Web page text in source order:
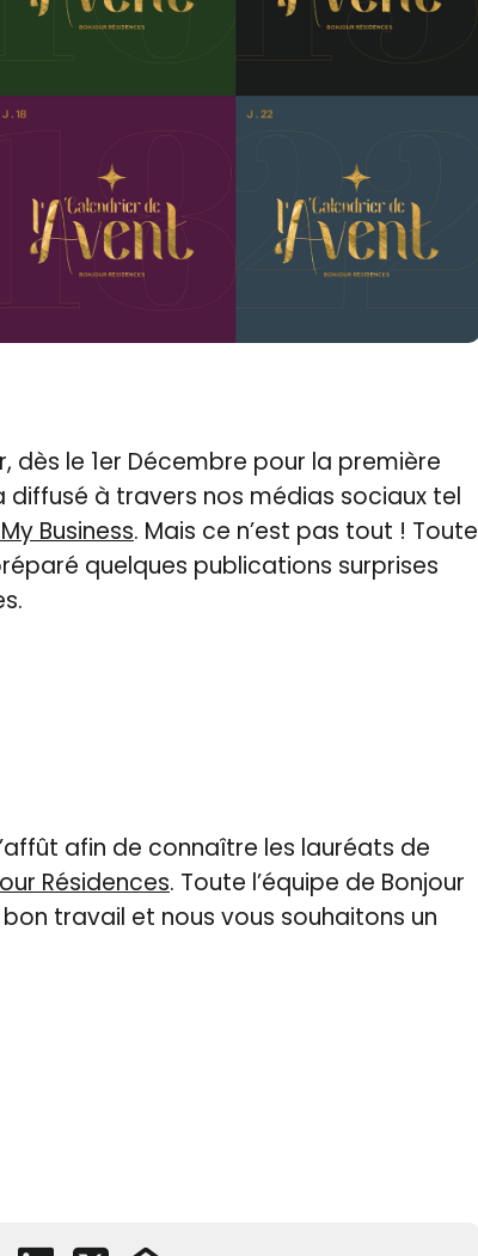
dès le 1er Décembre pour la première
diffusé à travers nos médias sociaux tel
Business. Mais ce n’est pas tout ! Toute
quelques publications surprises
afin de connaître les lauréats de
Résidences. Toute l’équipe de Bonjour
travail et nous vous souhaitons un